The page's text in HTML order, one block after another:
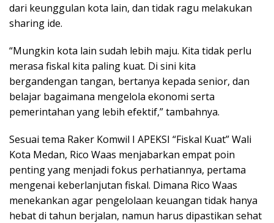
dari keunggulan kota lain, dan tidak ragu melakukan
sharing ide.
“Mungkin kota lain sudah lebih maju. Kita tidak perlu
merasa fiskal kita paling kuat. Di sini kita
bergandengan tangan, bertanya kepada senior, dan
belajar bagaimana mengelola ekonomi serta
pemerintahan yang lebih efektif,” tambahnya.
Sesuai tema Raker Komwil I APEKSI “Fiskal Kuat” Wali
Kota Medan, Rico Waas menjabarkan empat poin
penting yang menjadi fokus perhatiannya, pertama
mengenai keberlanjutan fiskal. Dimana Rico Waas
menekankan agar pengelolaan keuangan tidak hanya
hebat di tahun berjalan, namun harus dipastikan sehat